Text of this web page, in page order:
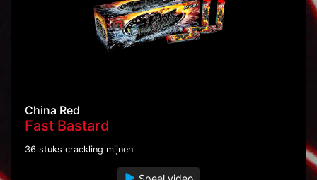
China Red
Fast Bastard
36 stuks crackling mijnen